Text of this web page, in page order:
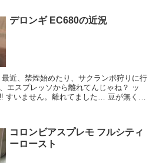
デロンギ EC680の近況
近、禁煙始めたり、サクランボ狩りに行
エスプレッソから離れてんじゃね？ ッ
すいません。離れてました… 豆が無くな
コロンビアスプレモ フルシティ
ーロースト